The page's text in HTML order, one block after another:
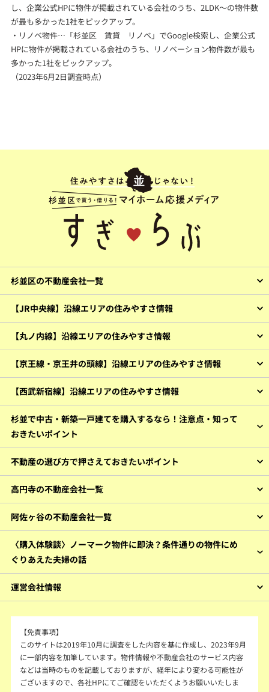
し、企業公式HPに物件が掲載されている会社のうち、2LDK～の物件数
が最も多かった1社をピックアップ。
・リノベ物件…「杉並区 賃貸 リノベ」でGoogle検索し、企業公式
HPに物件が掲載されている会社のうち、リノベーション物件数が最も
多かった1社をピックアップ。
（2023年6月2日調査時点）
杉並区の不動産会社一覧
【JR中央線】沿線エリアの住みやすさ情報
【丸ノ内線】沿線エリアの住みやすさ情報
【京王線・京王井の頭線】沿線エリアの住みやすさ情報
【西武新宿線】沿線エリアの住みやすさ情報
杉並で中古・新築一戸建てを購入するなら！注意点・知って
おきたいポイント
不動産の選び方で押さえておきたいポイント
高円寺の不動産会社一覧
阿佐ヶ谷の不動産会社一覧
〈購入体験談〉ノーマーク物件に即決？条件通りの物件にめ
ぐりあえた夫婦の話
運営会社情報
【免責事項】
このサイトは2019年10月に調査をした内容を基に作成し、2023年9月
に一部内容を加筆しています。物件情報や不動産会社のサービス内容
などは当時のものを記載しておりますが、経年により変わる可能性が
ございますので、各社HPにてご確認をいただくようお願いいたしま